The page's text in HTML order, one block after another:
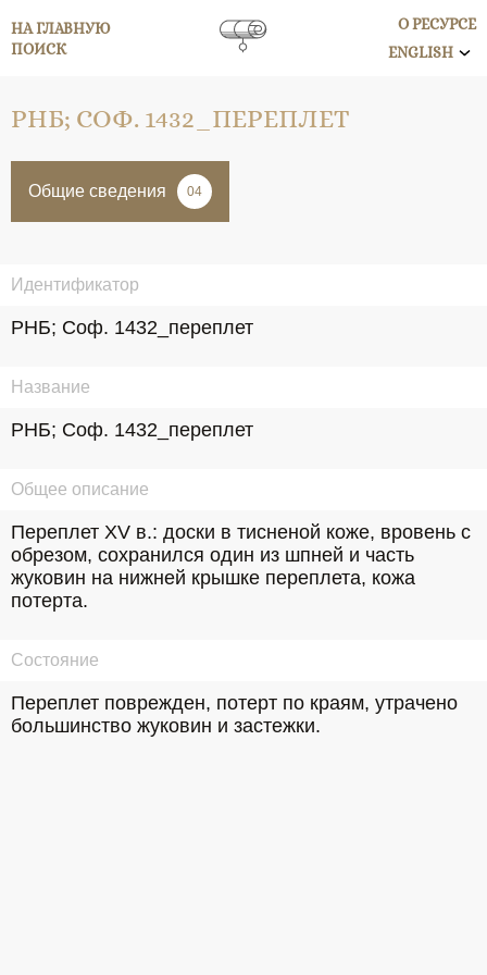
НА ГЛАВНУЮ
ПОИСК
О РЕСУРСЕ
ENGLISH
РНБ; СОФ. 1432_ПЕРЕПЛЕТ
Общие сведения 04
Идентификатор
РНБ; Соф. 1432_переплет
Название
РНБ; Соф. 1432_переплет
Общее описание
Переплет ХV в.: доски в тисненой коже, вровень с
обрезом, сохранился один из шпней и часть
жуковин на нижней крышке переплета, кожа
потерта.
Состояние
Переплет поврежден, потерт по краям, утрачено
большинство жуковин и застежки.